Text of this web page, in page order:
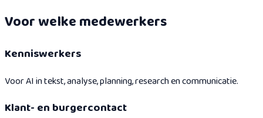
Voor welke medewerkers
Kenniswerkers
Voor AI in tekst, analyse, planning, research en communicatie.
Klant- en burgercontact